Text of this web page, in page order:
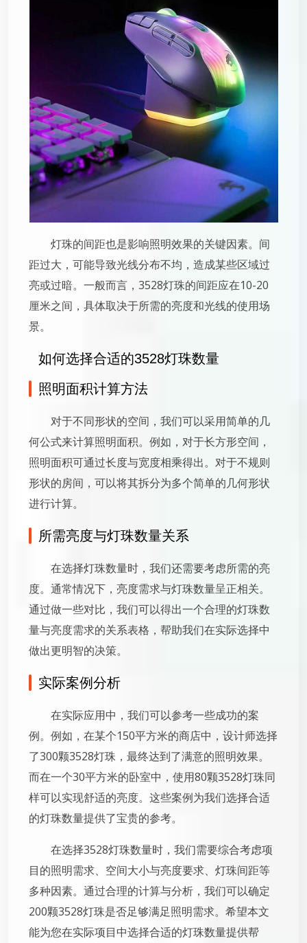
灯珠的间距也是影响照明效果的关键因素。间
距过大，可能导致光线分布不均，造成某些区域过
亮或过暗。一般而言，3528灯珠的间距应在10-20
厘米之间，具体取决于所需的亮度和光线的使用场
景。
如何选择合适的3528灯珠数量
照明面积计算方法
对于不同形状的空间，我们可以采用简单的几
何公式来计算照明面积。例如，对于长方形空间，
照明面积可通过长度与宽度相乘得出。对于不规则
形状的房间，可以将其拆分为多个简单的几何形状
进行计算。
所需亮度与灯珠数量关系
在选择灯珠数量时，我们还需要考虑所需的亮
度。通常情况下，亮度需求与灯珠数量呈正相关。
通过做一些对比，我们可以得出一个合理的灯珠数
量与亮度需求的关系表格，帮助我们在实际选择中
做出更明智的决策。
实际案例分析
在实际应用中，我们可以参考一些成功的案
例。例如，在某个150平方米的商店中，设计师选择
了300颗3528灯珠，最终达到了满意的照明效果。
而在一个30平方米的卧室中，使用80颗3528灯珠同
样可以实现舒适的亮度。这些案例为我们选择合适
的灯珠数量提供了宝贵的参考。
在选择3528灯珠数量时，我们需要综合考虑项
目的照明需求、空间大小与亮度要求、灯珠间距等
多种因素。通过合理的计算与分析，我们可以确定
200颗3528灯珠是否足够满足照明需求。希望本文
能为您在实际项目中选择合适的灯珠数量提供帮